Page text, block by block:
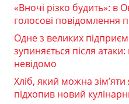
«Вночі різко будить»: в
голосові повідомлення
Одне з великих
зупиняється після
невідомо
Хліб, який можна
підхопив новий